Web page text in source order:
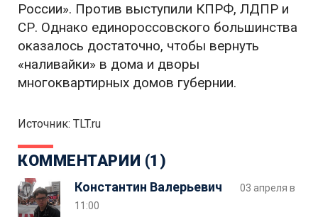
России». Против выступили КПРФ, ЛДПР и
СР. Однако единороссовского большинства
оказалось достаточно, чтобы вернуть
«наливайки» в дома и дворы
многоквартирных домов губернии.
Источник: TLT.ru
КОММЕНТАРИИ (1)
Константин Валерьевич
03 апреля в
11:00